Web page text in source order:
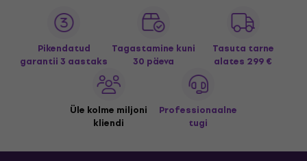
Pikendatud
garantii 3 aastaks
Tagastamine kuni
30 päeva
Tasuta tarne
alates 299 €
Üle kolme miljoni
kliendi
Professionaalne
tugi